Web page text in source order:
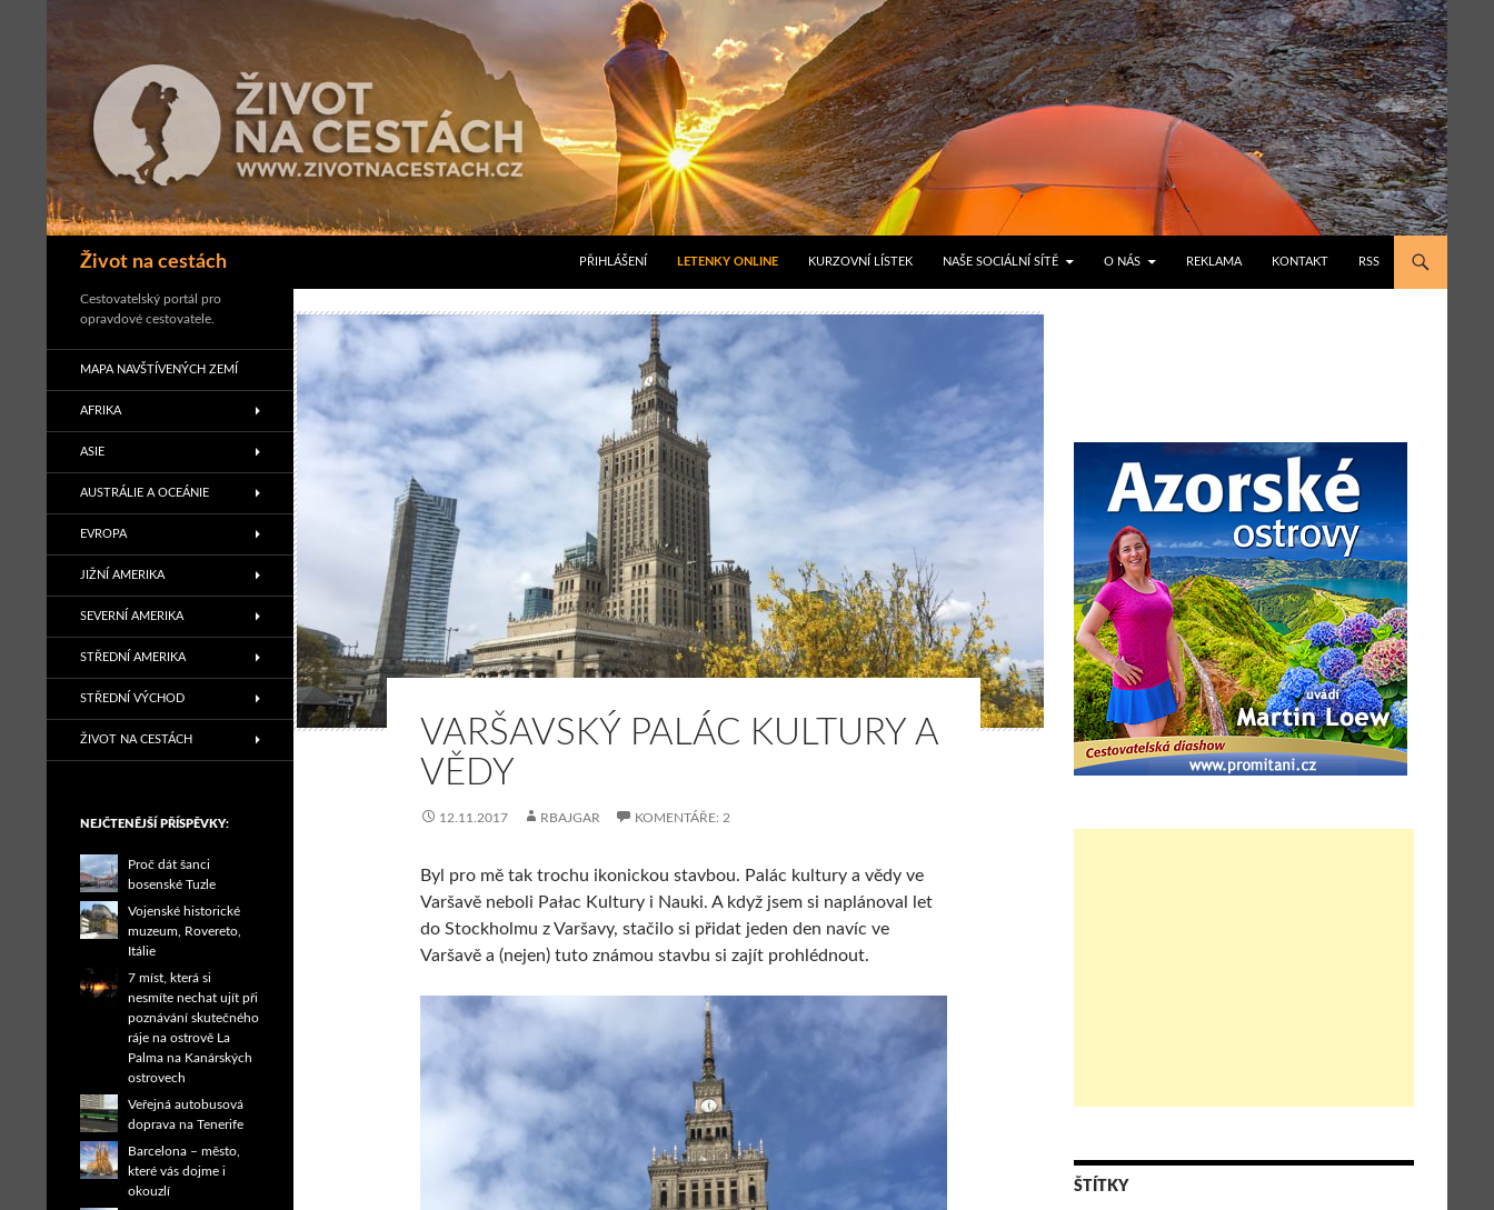
Život na cestách
Hledat
PŘIHLÁŠENÍ LETENKY ONLINE KURZOVNÍ LÍSTEK NAŠE SOCIÁLNÍ SÍTĚ O NÁS REKLAMA KONTAKT RSS
VARŠAVSKÝ PALÁC KULTURY A
VĚDY
12.11.2017 RBAJGAR KOMENTÁŘE: 2
Byl pro mě tak trochu ikonickou stavbou. Palác kultury a vědy ve
Varšavě neboli Pałac Kultury i Nauki. A když jsem si naplánoval let
do Stockholmu z Varšavy, stačilo si přidat jeden den navíc ve
Varšavě a (nejen) tuto známou stavbu si zajít prohlédnout.
ŠTÍTKY
Cestovatelský portál pro
opravdové cestovatele.
MAPA NAVŠTÍVENÝCH ZEMÍ
AFRIKA
ASIE
AUSTRÁLIE A OCEÁNIE
EVROPA
JIŽNÍ AMERIKA
SEVERNÍ AMERIKA
STŘEDNÍ AMERIKA
STŘEDNÍ VÝCHOD
ŽIVOT NA CESTÁCH
NEJČTENĚJŠÍ PŘÍSPĚVKY:
Proč dát šanci
bosenské Tuzle
Vojenské historické
muzeum, Rovereto,
Itálie
7 míst, která si
nesmíte nechat ujít při
poznávání skutečného
ráje na ostrově La
Palma na Kanárských
ostrovech
Veřejná autobusová
doprava na Tenerife
Barcelona – město,
které vás dojme i
okouzlí